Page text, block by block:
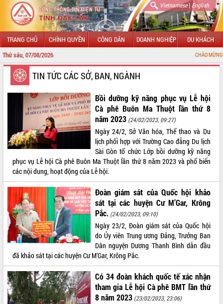
Vietnamese| English
TRANG CHỦ CHÍNH QUYỀN CÔNG DÂN DOANH NGHIỆP DU KHÁCH
Thứ sáu, 07/08/2026 CHÀO MỪNG ĐẾN VỚI
GIỚI THIỆU
LÃNH ĐẠO UBND TỈNH
TIN TỨC SỰ KIỆN
SỞ, BAN, NGÀNH
THÔNG TIN CHỈ ĐẠO ĐIỀU HÀNH
HỆ THỐNG VĂN BẢN
VĂN BẢN HĐND TỈNH
ĐIỂM TIN VĂN BẢN
QUY HOẠCH - KẾ HOẠCH
TIN TỨC CÁC SỞ, BAN, NGÀNH
Bồi dưỡng kỹ năng phục vụ Lễ hội
Cà phê Buôn Ma Thuột lần thứ 8
năm 2023 (24/02/2023, 09:27)
Ngày 24/2, Sở Văn hóa, Thể thao và Du
lịch phối hợp với Trường Cao đẳng Du lịch
Sài Gòn tổ chức Lớp bồi dưỡng kỹ năng
phục vụ Lễ hội Cà phê Buôn Ma Thuột lần thứ 8 năm 2023 và phổ biến
các nội dung, hoạt động của Lễ hội.
Đoàn giám sát của Quốc hội khảo
sát tại các huyện Cư M’Gar, Krông
Pắc. (24/02/2023, 09:10)
Ngày 23/2, Đoàn giám sát của Quốc hội
do Ủy viên Trung ương Đảng, Trưởng Ban
Dân nguyện Dương Thanh Bình dẫn đầu
đã khảo sát tại các huyện Cư M’Gar, Krông Pắc.
Có 34 đoàn khách quốc tế xác nhận
tham gia Lễ hội Cà phê BMT lần thứ
8 năm 2023 (23/02/2023, 23:06)